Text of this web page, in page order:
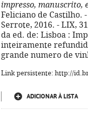
impresso, manuscrito,
Feliciano de Castilho.
Serrote, 2016. - LIX,
da ed. de: Lisboa :
inteiramente
grande numero de
Link persistente: http://
ADICIONAR À LISTA